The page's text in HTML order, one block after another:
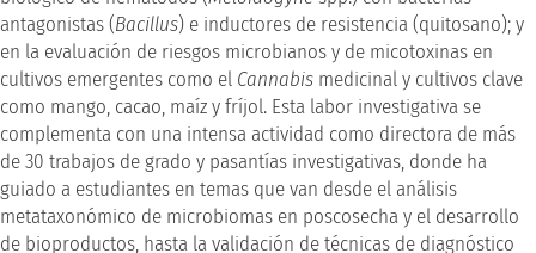
antagonistas (Bacillus) e inductores de resistencia (quitosano); y
en la evaluación de riesgos microbianos y de micotoxinas en
cultivos emergentes como el Cannabis medicinal y cultivos clave
como mango, cacao, maíz y fríjol. Esta labor investigativa se
complementa con una intensa actividad como directora de más
de 30 trabajos de grado y pasantías investigativas, donde ha
guiado a estudiantes en temas que van desde el análisis
metataxonómico de microbiomas en poscosecha y el desarrollo
de bioproductos, hasta la validación de técnicas de diagnóstico